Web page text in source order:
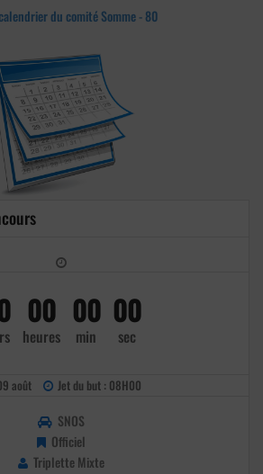
du comité Somme - 80
00
heures
00
min
00
sec
août Jet du but : 08H00
SNOS
Officiel
Triplette Mixte